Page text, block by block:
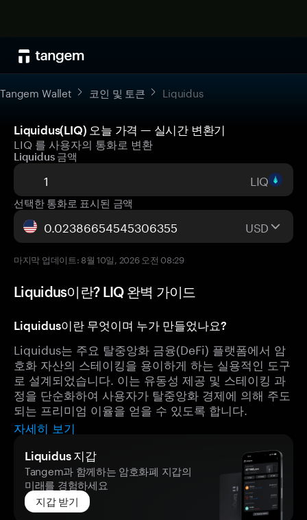
Tangem Wallet 코인 및 토큰 Liquidus
Liquidus(LIQ) 오늘 가격 — 실시간 변환기
LIQ 를 사용자의 통화로 변환
Liquidus 금액
LIQ
선택한 통화로 표시된 금액
USD
마지막 업데이트: 8월 10일, 2026 오전 08:29
Liquidus이란? LIQ 완벽 가이드
Liquidus이란 무엇이며 누가 만들었나요?
Liquidus는 주요 탈중앙화 금융(DeFi) 플랫폼에서 암
호화 자산의 스테이킹을 용이하게 하는 실용적인 도구
로 설계되었습니다. 이는 유동성 제공 및 스테이킹 과
정을 단순화하여 사용자가 탈중앙화 경제에 의해 주도
되는 프리미엄 이율을 얻을 수 있도록 합니다.
자세히 보기
Liquidus 지갑
Tangem과 함께하는 암호화폐 지갑의
미래를 경험하세요
지갑 받기